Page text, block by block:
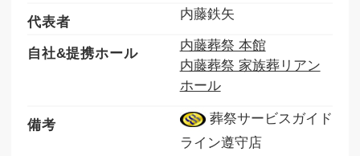
代表者
内藤鉄矢
自社&提携ホール
内藤葬祭 本館
内藤葬祭 家族葬リアン
ホール
備考
葬祭サービスガイド
ライン遵守店